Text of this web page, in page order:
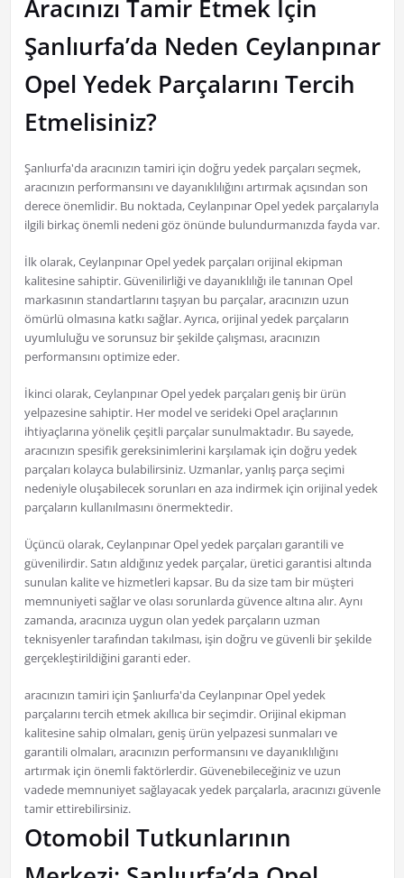
Aracınızı Tamir Etmek İçin
Şanlıurfa’da Neden Ceylanpınar
Opel Yedek Parçalarını Tercih
Etmelisiniz?
Şanlıurfa'da aracınızın tamiri için doğru yedek parçaları seçmek,
aracınızın performansını ve dayanıklılığını artırmak açısından son
derece önemlidir. Bu noktada, Ceylanpınar Opel yedek parçalarıyla
ilgili birkaç önemli nedeni göz önünde bulundurmanızda fayda var.
İlk olarak, Ceylanpınar Opel yedek parçaları orijinal ekipman
kalitesine sahiptir. Güvenilirliği ve dayanıklılığı ile tanınan Opel
markasının standartlarını taşıyan bu parçalar, aracınızın uzun
ömürlü olmasına katkı sağlar. Ayrıca, orijinal yedek parçaların
uyumluluğu ve sorunsuz bir şekilde çalışması, aracınızın
performansını optimize eder.
İkinci olarak, Ceylanpınar Opel yedek parçaları geniş bir ürün
yelpazesine sahiptir. Her model ve serideki Opel araçlarının
ihtiyaçlarına yönelik çeşitli parçalar sunulmaktadır. Bu sayede,
aracınızın spesifik gereksinimlerini karşılamak için doğru yedek
parçaları kolayca bulabilirsiniz. Uzmanlar, yanlış parça seçimi
nedeniyle oluşabilecek sorunları en aza indirmek için orijinal yedek
parçaların kullanılmasını önermektedir.
Üçüncü olarak, Ceylanpınar Opel yedek parçaları garantili ve
güvenilirdir. Satın aldığınız yedek parçalar, üretici garantisi altında
sunulan kalite ve hizmetleri kapsar. Bu da size tam bir müşteri
memnuniyeti sağlar ve olası sorunlarda güvence altına alır. Aynı
zamanda, aracınıza uygun olan yedek parçaların uzman
teknisyenler tarafından takılması, işin doğru ve güvenli bir şekilde
gerçekleştirildiğini garanti eder.
aracınızın tamiri için Şanlıurfa'da Ceylanpınar Opel yedek
parçalarını tercih etmek akıllıca bir seçimdir. Orijinal ekipman
kalitesine sahip olmaları, geniş ürün yelpazesi sunmaları ve
garantili olmaları, aracınızın performansını ve dayanıklılığını
artırmak için önemli faktörlerdir. Güvenebileceğiniz ve uzun
vadede memnuniyet sağlayacak yedek parçalarla, aracınızı güvenle
tamir ettirebilirsiniz.
Otomobil Tutkunlarının